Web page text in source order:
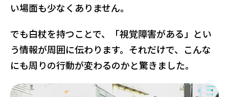
い場面も少なくありません。
でも白杖を持つことで、「視覚障害がある」とい
う情報が周囲に伝わります。それだけで、こんな
にも周りの行動が変わるのかと驚きました。